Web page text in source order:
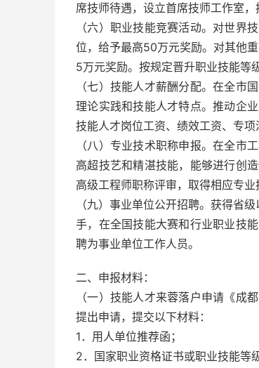
席技师待遇，设立首席技师工作室，
（六）职业技能竞赛活动。对世界
位，给予最高50万元奖励。对其他
5万元奖励。按规定晋升职业技能等
（七）技能人才薪酬分配。在全市
理论实践和技能人才特点。推动企
技能人才岗位工资、绩效工资、专
（八）专业技术职称申报。在全市
高超技艺和精湛技能，能够进行创
高级工程师职称评审，取得相应专业
（九）事业单位公开招聘。获得省
手，在全国技能大赛和行业职业技
聘为事业单位工作人员。
二、申报材料：
（一）技能人才来蓉落户申请《成
提出申请，提交以下材料：
1．用人单位推荐函；
2．国家职业资格证书或职业技能等